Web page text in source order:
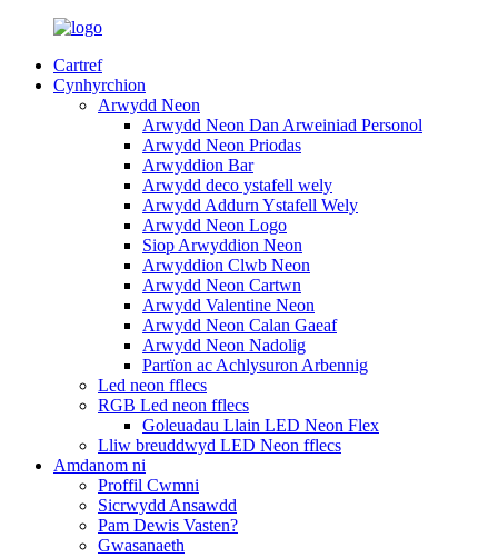
Cartref
Cynhyrchion
Arwydd Neon
Arwydd Neon Dan Arweiniad Personol
Arwydd Neon Priodas
Arwyddion Bar
Arwydd deco ystafell wely
Arwydd Addurn Ystafell Wely
Arwydd Neon Logo
Siop Arwyddion Neon
Arwyddion Clwb Neon
Arwydd Neon Cartwn
Arwydd Valentine Neon
Arwydd Neon Calan Gaeaf
Arwydd Neon Nadolig
Partïon ac Achlysuron Arbennig
Led neon fflecs
RGB Led neon fflecs
Goleuadau Llain LED Neon Flex
Lliw breuddwyd LED Neon fflecs
Amdanom ni
Proffil Cwmni
Sicrwydd Ansawdd
Pam Dewis Vasten?
Gwasanaeth